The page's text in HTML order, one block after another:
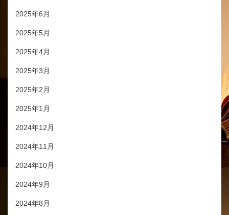
2025年6月
2025年5月
2025年4月
2025年3月
2025年2月
2025年1月
2024年12月
2024年11月
2024年10月
2024年9月
2024年8月